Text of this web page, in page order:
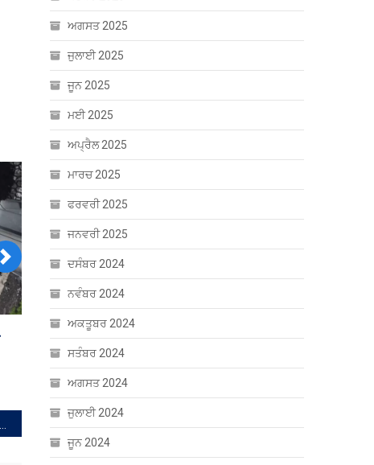
Next
ਅਗਸਤ 2025
ਜੁਲਾਈ 2025
ਜੂਨ 2025
ਮਈ 2025
ਅਪ੍ਰੈਲ 2025
ਮਾਰਚ 2025
ਫਰਵਰੀ 2025
ਜਨਵਰੀ 2025
ਦਸੰਬਰ 2024
ਨਵੰਬਰ 2024
ਅਕਤੂਬਰ 2024
ਸਤੰਬਰ 2024
ਅਗਸਤ 2024
ਜੁਲਾਈ 2024
ਜੂਨ 2024